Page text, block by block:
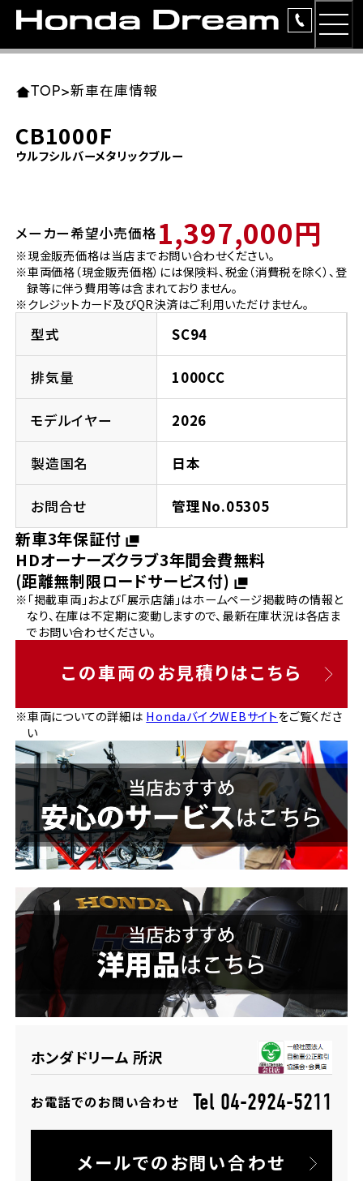
ラインアップ
レンタルバイク
洋用品
イベント
法人向けサービス
お問い合わせ
TOP>新車在庫情報
CB1000F
ウルフシルバーメタリックブルー
メーカー希望小売価格 1,397,000円
※現金販売価格は当店までお問い合わせください。
※車両価格（現金販売価格）には保険料、税金（消費税を除く）、登
録等に伴う費用等は含まれておりません。
※クレジットカード及びQR決済はご利用いただけません。
型式 SC94
排気量 1000CC
モデルイヤー 2026
製造国名 日本
お問合せ 管理No.05305
新車3年保証付
HDオーナーズクラブ3年間会費無料
(距離無制限ロードサービス付)
※「掲載車両」および「展示店舗」はホームページ掲載時の情報と
なり、在庫は不定期に変動しますので、最新在庫状況は各店ま
でお問い合わせください。
この車両のお見積りはこちら
※車両についての詳細は HondaバイクWEBサイトをご覧くださ
い
ホンダドリーム 所沢
お電話でのお問い合わせ Tel 04-2924-5211
メールでのお問い合わせ
東北エリア 店舗一覧
岩手県
宮城県
ホンダドリーム 仙台泉
ホンダドリーム 宮城岩沼
福島県
ホンダドリーム 郡山
関東エリア 店舗一覧
東京都
ホンダドリーム 西東京
ホンダドリーム 練馬
ホンダドリーム 板橋
ホンダドリーム 葛飾
ホンダドリーム 大田
ホンダドリーム 立川
神奈川県
ホンダドリーム 磯子
ホンダドリーム 横浜都筑
ホンダドリーム 横浜緑
千葉県
ホンダドリーム 船橋
ホンダドリーム 松戸
ホンダドリーム 蘇我
埼玉県
ホンダドリーム 所沢
ホンダドリーム 大宮
中部エリア 店舗一覧
愛知県
ホンダドリーム 名古屋南
ホンダドリーム 小牧
ホンダドリーム 名古屋東
ホンダドリーム 一宮
ホンダドリーム 豊橋
ホンダドリーム 名古屋上小田井
岐阜県
ホンダドリーム 岐阜
近畿エリア 店舗一覧
大阪府
ホンダドリーム 箕面
ホンダドリーム 藤井寺
ホンダドリーム 東淀川
ホンダドリーム 豊中
京都府
ホンダドリーム 京都伏見
ホンダドリーム 京都北山
兵庫県
ホンダドリーム 神戸灘
ホンダドリーム 尼崎
ホンダドリーム 姫路
ホンダドリーム 西宮甲子園
奈良県
ホンダドリーム 奈良
中国・四国エリア 店舗一覧
岡山県
広島県
ホンダドリーム 広島
ホンダドリーム 福山
徳島県
ホンダドリーム 徳島
香川県
ホンダドリーム 高松
高知県
九州エリア 店舗一覧
福岡県
ホンダドリーム 福岡東
ホンダドリーム 久留米
ホンダドリーム 福岡春日
ホンダドリーム 福岡西
熊本県
ホンダドリーム 熊本